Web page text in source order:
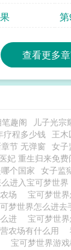
查看更多
趣阁 儿子光宗
疗程多少钱 王
节 无弹窗 女子
妃 重生归来免费
个国家 女子监
进入宝可梦世界
场 宝可梦世
梦世界怎么进去
进 宝可梦世
农场有什么用
宝可梦世界游